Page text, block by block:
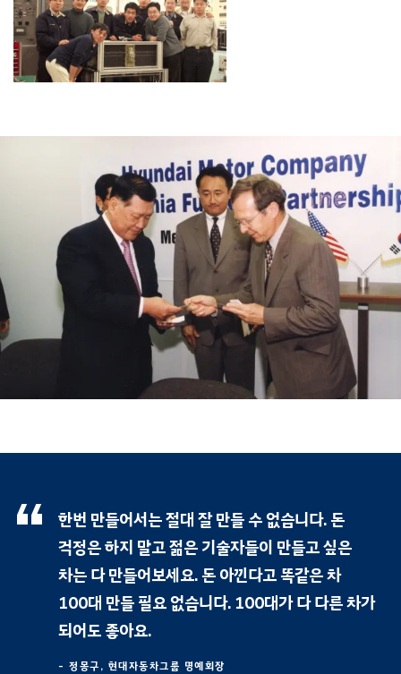
한번 만들어서는 절대 잘 만들 수 없습니다. 돈
걱정은 하지 말고 젊은 기술자들이 만들고 싶은
차는 다 만들어보세요. 돈 아낀다고 똑같은 차
100대 만들 필요 없습니다. 100대가 다 다른 차가
되어도 좋아요.
- 정몽구, 현대자동차그룹 명예회장